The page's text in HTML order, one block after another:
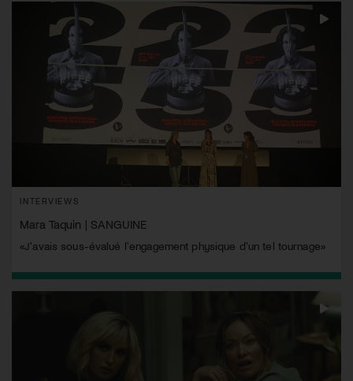
INTERVIEWS
Mara Taquin | SANGUINE
«J'avais sous-évalué l'engagement physique d'un tel tournage»